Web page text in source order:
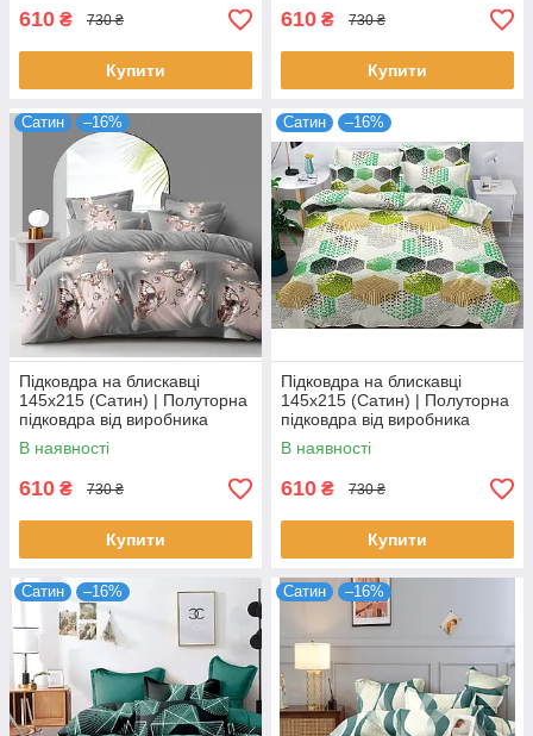
610 ₴ 730 ₴
Купити
610 ₴ 730 ₴
Купити
Сатин –16%
Підковдра на блискавці
145х215 (Сатин) | Полуторна
підковдра від виробника
"Королева Ночі" | Метелики
на сірому
В наявності
610 ₴ 730 ₴
Купити
Сатин –16%
Підковдра на блискавці
145х215 (Сатин) | Полуторна
підковдра від виробника
"Королева Ночі" |
Різнокольорова абстракція на
світлому
В наявності
610 ₴ 730 ₴
Купити
Сатин –16% Сатин –16%